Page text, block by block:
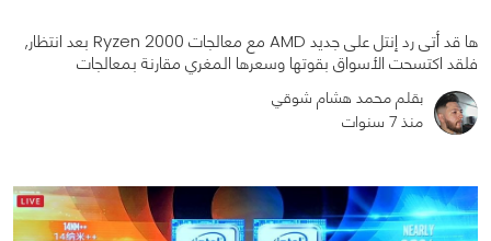
9458
ها قد أتى رد إنتل على جديد AMD مع معالجات Ryzen 2000 بعد انتظار,
فلقد اكتسحت الأسواق بقوتها وسعرها المغري مقارنة بمعالجات
بقلم محمد هشام شوقي
منذ 7 سنوات